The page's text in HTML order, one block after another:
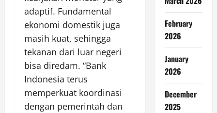
adaptif. Fundamental
ekonomi domestik juga
masih kuat, sehingga
tekanan dari luar negeri
bisa diredam. “Bank
Indonesia terus
memperkuat koordinasi
dengan pemerintah dan
February
2026
January
2026
December
2025